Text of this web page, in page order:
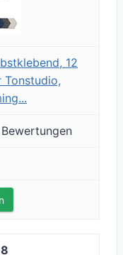
12
Tonstudio,
8